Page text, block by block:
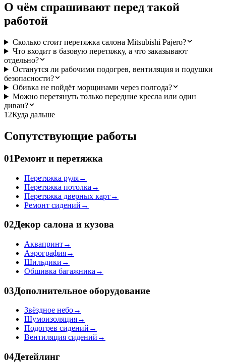
О чём спрашивают перед такой
работой
Сколько стоит перетяжка салона Mitsubishi Pajero?
Что входит в базовую перетяжку, а что заказывают
отдельно?
Останутся ли рабочими подогрев, вентиляция и подушки
безопасности?
Обивка не пойдёт морщинами через полгода?
Можно перетянуть только передние кресла или один
диван?
12Куда дальше
Сопутствующие работы
01Ремонт и перетяжка
Перетяжка руля→
Перетяжка потолка →
Перетяжка дверных карт→
Ремонт сидений →
02Декор салона и кузова
Аквапринт→
Аэрография→
Шильдики →
Обшивка багажника →
03Дополнительное оборудование
Звёздное небо→
Шумоизоляция→
Подогрев сидений →
Вентиляция сидений →
04Детейлинг